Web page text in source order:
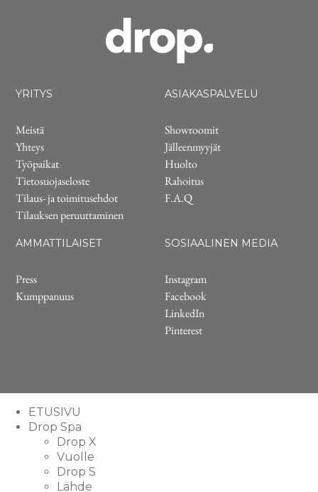
YRITYS
Meistä
Yhteys
Työpaikat
Tietosuojaseloste
Tilaus- ja toimitusehdot
Tilauksen peruuttaminen
ASIAKASPALVELU
Showroomit
Jälleenmyyjät
Huolto
Rahoitus
F.A.Q
AMMATTILAISET
Press
Kumppanuus
SOSIAALINEN MEDIA
Instagram
Facebook
LinkedIn
Pinterest
ETUSIVU
Drop Spa
Drop X
Vuolle
Drop S
Lähde